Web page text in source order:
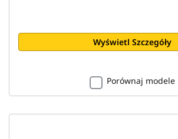
Wyświetl Szczegóły
Porównaj modele